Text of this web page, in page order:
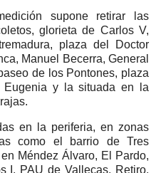
supone retirar las
glorieta de Carlos V,
plaza del Doctor
Manuel Becerra, General
de los Pontones, plaza
Eugenia y la situada en la
en la periferia, en zonas
como el barrio de Tres
Méndez Álvaro, El Pardo,
I, PAU de Vallecas, Retiro,